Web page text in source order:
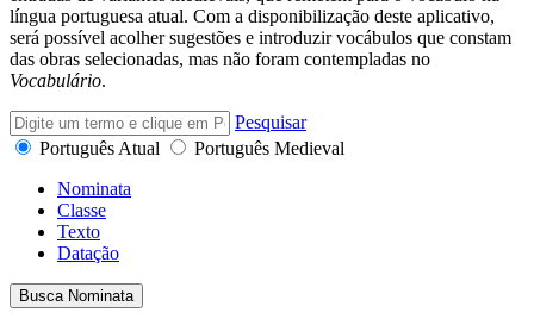
língua portuguesa atual. Com a disponibilização deste aplicativo,
será possível acolher sugestões e introduzir vocábulos que constam
das obras selecionadas, mas não foram contempladas no
Vocabulário.
Pesquisar
Português Atual
Português Medieval
Nominata
Classe
Texto
Datação
Busca Nominata